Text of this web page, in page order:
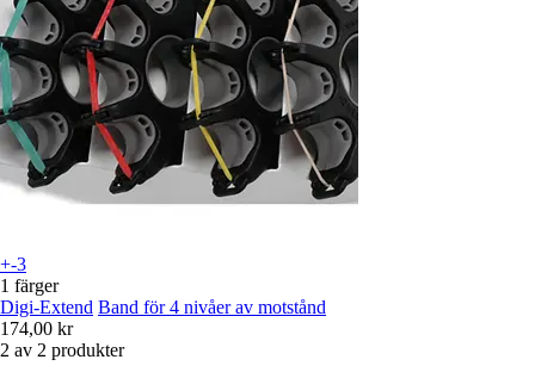
+-3
1 färger
Digi-Extend Band för 4 nivåer av motstånd
174,00 kr
2 av 2 produkter